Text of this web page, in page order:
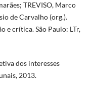
TREVISO, Marco
de Carvalho (org.).
e crítica. São Paulo: LTr,
dos interesses
2013.